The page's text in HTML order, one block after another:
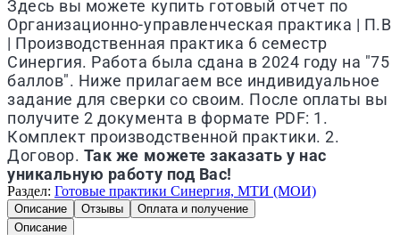
Здесь вы можете купить готовый отчет по
Организационно-управленческая практика | П.В
| Производственная практика 6 семестр
Синергия. Работа была сдана в 2024 году на "75
баллов". Ниже прилагаем все индивидуальное
задание для сверки со своим. После оплаты вы
получите 2 документа в формате PDF: 1.
Комплект производственной практики. 2.
Договор. Так же можете заказать у нас
уникальную работу под Вас!
Раздел: Готовые практики Синергия, МТИ (МОИ)
Описание Отзывы
Оплата и получение
Описание